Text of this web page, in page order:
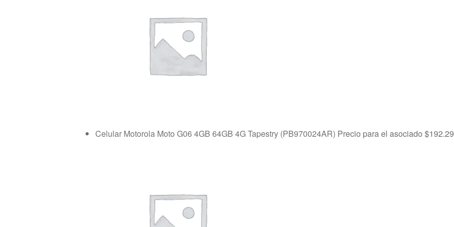
Celular Motorola Moto G06 4GB 64GB 4G Tapestry (PB970024AR) Precio para el asociado$